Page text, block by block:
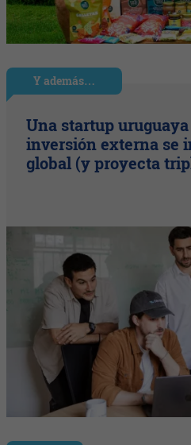
Y además…
Una startup
inversión externa se
global (y proyecta